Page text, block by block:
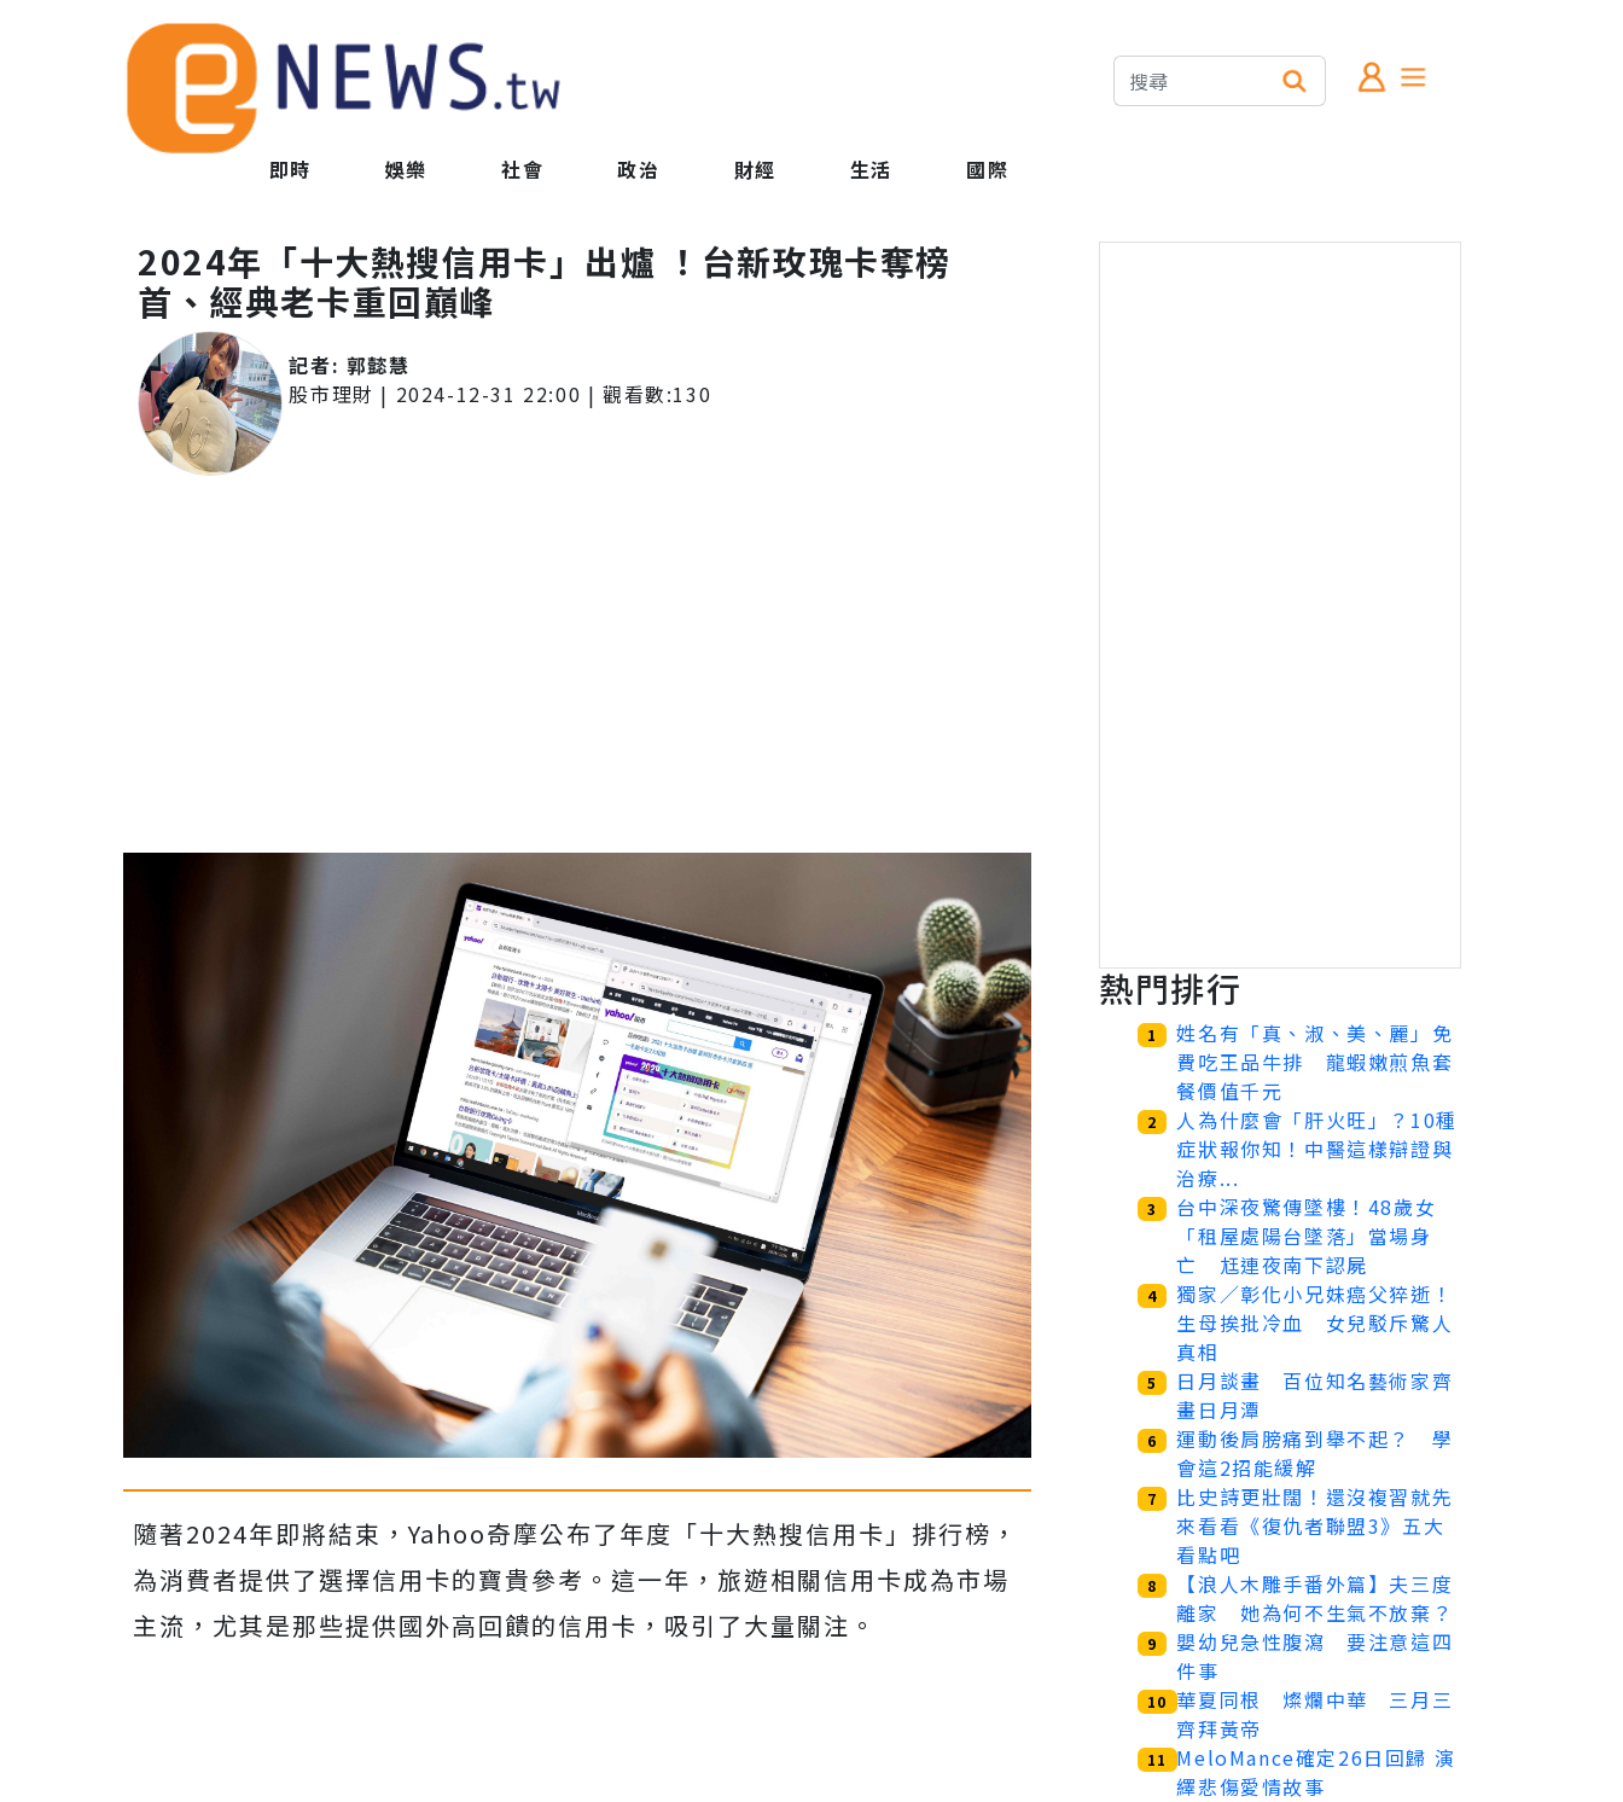
即時 娛樂 社會 政治 財經 生活 國際
2024年「十大熱搜信用卡」出爐 ！台新玫瑰卡奪榜
首、經典老卡重回巔峰
記者: 郭懿慧
股市理財 | 2024-12-31 22:00 | 觀看數:130
隨著2024年即將結束，Yahoo奇摩公布了年度「十大熱搜信用卡」排行榜，
為消費者提供了選擇信用卡的寶貴參考。這一年，旅遊相關信用卡成為市場
主流，尤其是那些提供國外高回饋的信用卡，吸引了大量關注。
熱門排行
1
姓名有「真、淑、美、麗」免
費吃王品牛排 龍蝦嫩煎魚套
餐價值千元
2
人為什麼會「肝火旺」？10種
症狀報你知！中醫這樣辯證與
治療...
3
台中深夜驚傳墜樓！48歲女
「租屋處陽台墜落」當場身
亡 尪連夜南下認屍
4
獨家／彰化小兄妹癌父猝逝！
生母挨批冷血 女兒駁斥驚人
真相
5
日月談畫 百位知名藝術家齊
畫日月潭
6
運動後肩膀痛到舉不起？ 學
會這2招能緩解
7
比史詩更壯闊！還沒複習就先
來看看《復仇者聯盟3》五大
看點吧
8
【浪人木雕手番外篇】夫三度
離家 她為何不生氣不放棄？
9
嬰幼兒急性腹瀉 要注意這四
件事
10 華夏同根 燦爛中華 三月三
齊拜黃帝
11
MeloMance確定26日回歸 演
繹悲傷愛情故事